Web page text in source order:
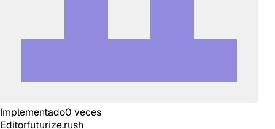
Implementado0 veces
Editorfuturize.rush